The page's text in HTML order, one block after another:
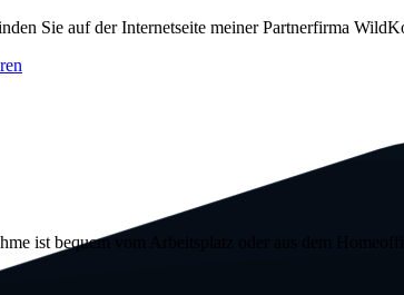
Sie auf der Internetseite meiner Partnerfirma
ist bequem vom Arbeitsplatz oder aus dem